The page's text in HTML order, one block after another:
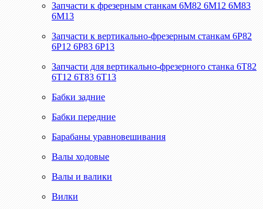
Запчасти к фрезерным станкам 6М82 6М12 6М83
6М13
Запчасти к вертикально-фрезерным станкам 6Р82
6Р12 6Р83 6Р13
Запчасти для вертикально-фрезерного станка 6Т82
6Т12 6Т83 6Т13
Бабки задние
Бабки передние
Барабаны уравновешивания
Валы ходовые
Валы и валики
Вилки